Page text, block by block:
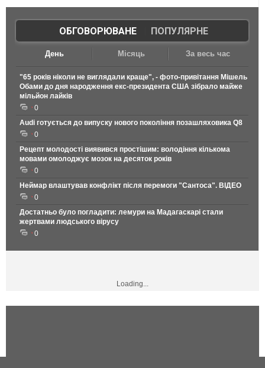
ОБГОВОРЮВАНЕ| ПОПУЛЯРНЕ
День Місяць За весь час
"65 років ніколи не виглядали краще", - фото-привітання Мішель
Обами до дня народження екс-президента США зібрало майже
мільйон лайків
0
Audi готується до випуску нового покоління позашляховика Q8
0
Рецепт молодості виявився простішим: володіння кількома
мовами омолоджує мозок на десяток років
0
Неймар влаштував конфлікт після перемоги "Сантоса". ВІДЕО
0
Достатньо було погладити: лемури на Мадагаскарі стали
жертвами людського вірусу
0
Loading...